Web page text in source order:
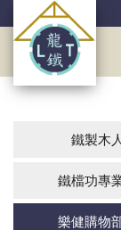
鐵製木
鐵檔功專
樂健購物